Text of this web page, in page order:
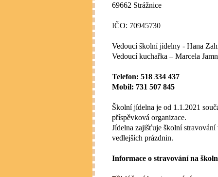
69662 Strážnice
IČO: 70945730
Vedoucí školní jídelny - Hana
Vedoucí kuchařka – Marcela
Telefon: 518 334 437
Mobil: 731 507 845
Školní jídelna je od 1.1.2021
příspěvková organizace.
Jídelna zajišťuje školní
vedlejších prázdnin.
Informace o stravování na